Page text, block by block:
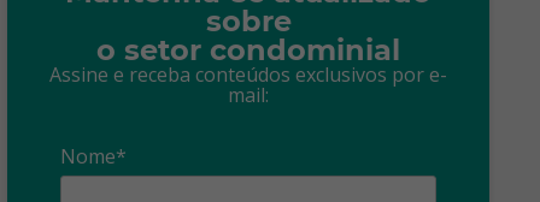
sobre
o setor condominial
Assine e receba conteúdos exclusivos por e-
mail:
Nome*